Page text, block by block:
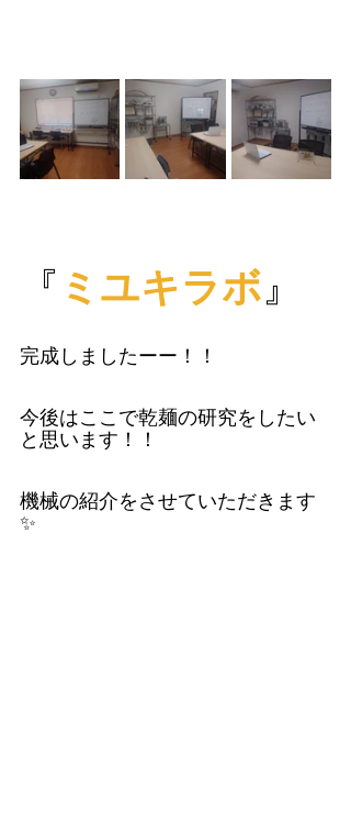
『 ミユキラボ 』
完成しましたーー！！
今後はここで乾麺の研究をしたい
と思います！！
機械の紹介をさせていただきます
✨